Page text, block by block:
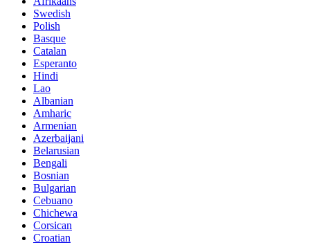
Swedish
Polish
Basque
Catalan
Esperanto
Hindi
Lao
Albanian
Amharic
Armenian
Azerbaijani
Belarusian
Bengali
Bosnian
Bulgarian
Cebuano
Chichewa
Corsican
Croatian